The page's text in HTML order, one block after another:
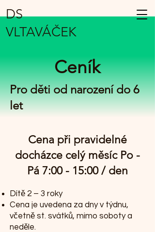
DS
VLTAVÁČEK
Ceník
Pro děti od narození do 6
let
Cena při pravidelné
docházce celý měsíc Po -
Pá 7:00 - 15:00 / den
Dítě 2 – 3 roky
Cena je uvedena za dny v týdnu,
včetně st. svátků, mimo soboty a
neděle.